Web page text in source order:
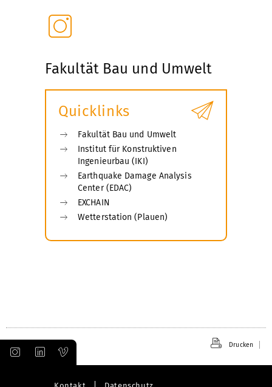
Fakultät Bau und Umwelt
Quicklinks
Fakultät Bau und Umwelt
Institut für Konstruktiven
Ingenieurbau (IKI)
Earthquake Damage Analysis
Center (EDAC)
EXCHAIN
Wetterstation (Plauen)
Drucken
Kontakt Datenschutz